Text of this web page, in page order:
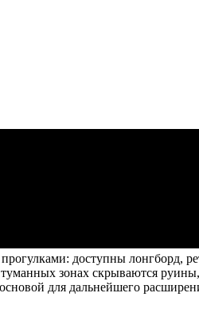
доступны лонгборд,
зонах скрываются
для дальнейшего